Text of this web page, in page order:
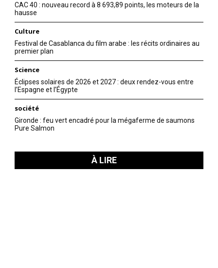
CAC 40 : nouveau record à 8 693,89 points, les moteurs de la
hausse
Culture
Festival de Casablanca du film arabe : les récits ordinaires au
premier plan
Science
Éclipses solaires de 2026 et 2027 : deux rendez-vous entre
l’Espagne et l’Égypte
société
Gironde : feu vert encadré pour la mégaferme de saumons
Pure Salmon
À LIRE